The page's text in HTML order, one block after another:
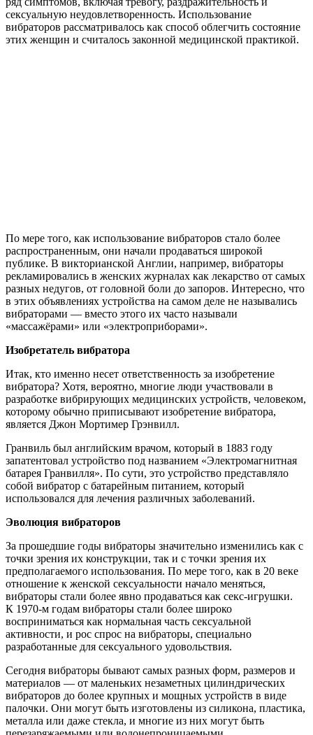
сексуальную неудовлетворенность. Использование
вибраторов рассматривалось как способ облегчить состояние
этих женщин и считалось законной медицинской практикой.
По мере того, как использование вибраторов стало более
распространенным, они начали продаваться широкой
публике. В викторианской Англии, например, вибраторы
рекламировались в женских журналах как лекарство от самых
разных недугов, от головной боли до запоров. Интересно, что
в этих объявлениях устройства на самом деле не назывались
вибраторами — вместо этого их часто называли
«массажёрами» или «электроприборами».
Изобретатель вибратора
Итак, кто именно несет ответственность за изобретение
вибратора? Хотя, вероятно, многие люди участвовали в
разработке вибрирующих медицинских устройств, человеком,
которому обычно приписывают изобретение вибратора,
является Джон Мортимер Грэнвилл.
Гранвиль был английским врачом, который в 1883 году
запатентовал устройство под названием «Электромагнитная
батарея Гранвилля». По сути, это устройство представляло
собой вибратор с батарейным питанием, который
использовался для лечения различных заболеваний.
Эволюция вибраторов
За прошедшие годы вибраторы значительно изменились как с
точки зрения их конструкции, так и с точки зрения их
предполагаемого использования. По мере того, как в 20 веке
отношение к женской сексуальности начало меняться,
вибраторы стали более явно продаваться как секс-игрушки.
К 1970-м годам вибраторы стали более широко
восприниматься как нормальная часть сексуальной
активности, и рос спрос на вибраторы, специально
разработанные для сексуального удовольствия.
Сегодня вибраторы бывают самых разных форм, размеров и
материалов — от маленьких незаметных цилиндрических
вибраторов до более крупных и мощных устройств в виде
палочки. Они могут быть изготовлены из силикона, пластика,
металла или даже стекла, и многие из них могут быть